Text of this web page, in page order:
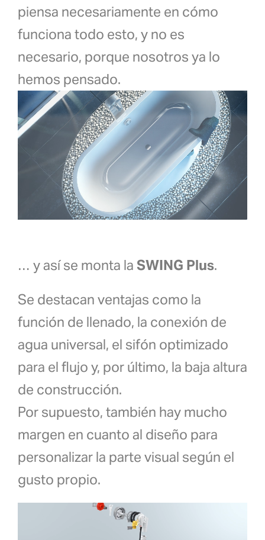
piensa necesariamente en cómo
funciona todo esto, y no es
necesario, porque nosotros ya lo
hemos pensado.
… y así se monta la SWING Plus.
Se destacan ventajas como la
función de llenado, la conexión de
agua universal, el sifón optimizado
para el flujo y, por último, la baja altura
de construcción.
Por supuesto, también hay mucho
margen en cuanto al diseño para
personalizar la parte visual según el
gusto propio.